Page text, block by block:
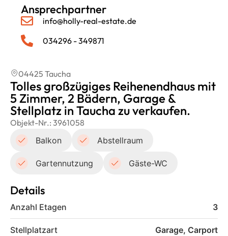
Ansprechpartner
info@holly-real-estate.de
034296 - 349871
04425 Taucha
Tolles großzügiges Reihenendhaus mit
5 Zimmer, 2 Bädern, Garage &
Stellplatz in Taucha zu verkaufen.
Objekt-Nr.: 3961058
Balkon
Abstellraum
Gartennutzung Gäste-WC
Details
Anzahl Etagen 3
Stellplatzart Garage, Carport